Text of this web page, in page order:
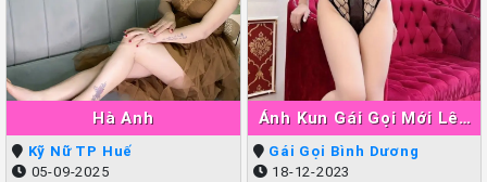
Hà Anh
Kỹ Nữ TP Huế
05-09-2025
Ánh Kun Gái Gọi Mới Lên
Sóng Thuận An
Gái Gọi Bình Dương
18-12-2023